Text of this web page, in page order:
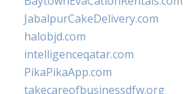
JabalpurCakeDelivery.com
halobjd.com
intelligenceqatar.com
PikaPikaApp.com
takecareofbusinessdfw.org